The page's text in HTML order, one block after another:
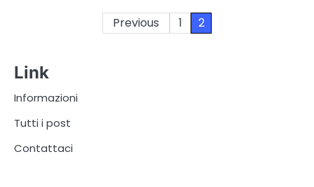
Previous 1 2
Link
Informazioni
Tutti i post
Contattaci